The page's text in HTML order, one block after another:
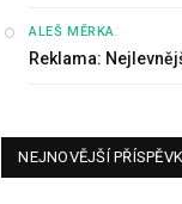
ALEŠ MĚRKA:
Reklama:
NEJNOVĚJŠÍ